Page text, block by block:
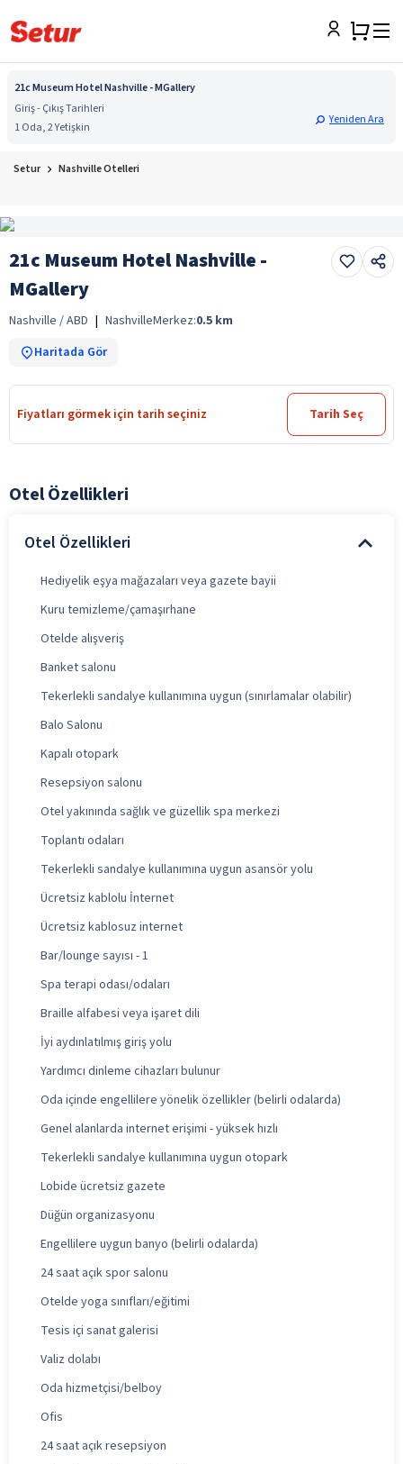
21c Museum Hotel Nashville - MGallery
Giriş - Çıkış Tarihleri
1 Oda, 2 Yetişkin
Yeniden Ara
Setur Nashville Otelleri
21c Museum Hotel Nashville -
MGallery
Nashville / ABD | NashvilleMerkez:0.5 km
Haritada Gör
Fiyatları görmek için tarih seçiniz Tarih Seç
Otel Özellikleri
Otel Özellikleri
Hediyelik eşya mağazaları veya gazete bayii
Kuru temizleme/çamaşırhane
Otelde alışveriş
Banket salonu
Tekerlekli sandalye kullanımına uygun (sınırlamalar olabilir)
Balo Salonu
Kapalı otopark
Resepsiyon salonu
Otel yakınında sağlık ve güzellik spa merkezi
Toplantı odaları
Tekerlekli sandalye kullanımına uygun asansör yolu
Ücretsiz kablolu İnternet
Ücretsiz kablosuz internet
Bar/lounge sayısı - 1
Spa terapi odası/odaları
Braille alfabesi veya işaret dili
İyi aydınlatılmış giriş yolu
Yardımcı dinleme cihazları bulunur
Oda içinde engellilere yönelik özellikler (belirli odalarda)
Genel alanlarda internet erişimi - yüksek hızlı
Tekerlekli sandalye kullanımına uygun otopark
Lobide ücretsiz gazete
Düğün organizasyonu
Engellilere uygun banyo (belirli odalarda)
24 saat açık spor salonu
Otelde yoga sınıfları/eğitimi
Tesis içi sanat galerisi
Valiz dolabı
Oda hizmetçisi/belboy
Ofis
24 saat açık resepsiyon